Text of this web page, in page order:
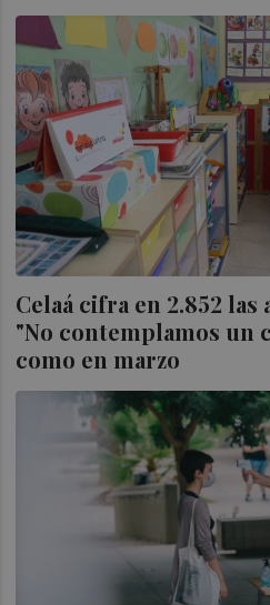
Celaá cifra en 2.852 las
"No contemplamos un
como en marzo